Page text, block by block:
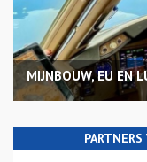
MIJNBOUW, EU EN